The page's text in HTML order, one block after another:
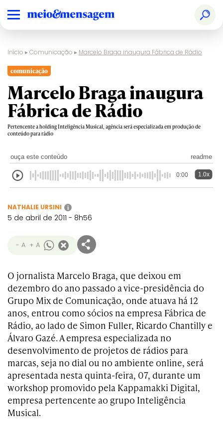
Início ▸Comunicação ▸ Marcelo Braga inaugura Fábrica de Rádio
comunicação
Marcelo Braga inaugura
Fábrica de Rádio
Pertencente a holding Inteligência Musical, agência será especializada em produção de
conteúdo para rádio
ouça este conteúdo readme
0:00 1.0x
NATHALIE URSINI i
5 de abril de 2011 - 8h56
- A + A
O jornalista Marcelo Braga, que deixou em
dezembro do ano passado a vice-presidência do
Grupo Mix de Comunicação, onde atuava há 12
anos, entrou como sócios na empresa Fábrica de
Rádio, ao lado de Simon Fuller, Ricardo Chantilly e
Álvaro Gazé. A empresa especializada no
desenvolvimento de projetos de rádios para
marcas, seja no dial ou no ambiente online, será
apresentada nesta quinta-feira, 07, durante um
workshop promovido pela Kappamakki Digital,
empresa pertencente ao grupo Inteligência
Musical.